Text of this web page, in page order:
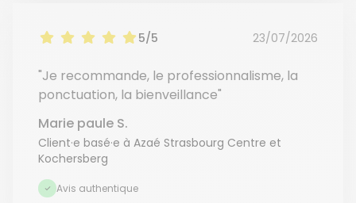
5/5 23/07/2026
"Je recommande, le professionnalisme, la
ponctuation, la bienveillance"
Marie paule S.
Client·e basé·e à Azaé Strasbourg Centre et
Kochersberg
Avis authentique